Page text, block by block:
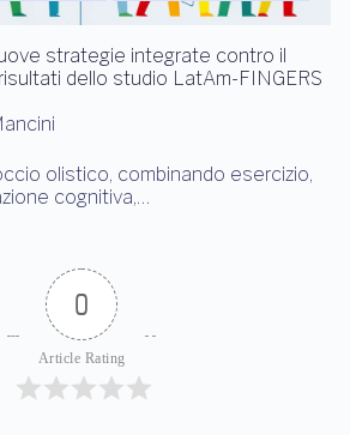
strategie integrate contro il
dello studio LatAm-FINGERS
olistico, combinando esercizio,
cognitiva,…
0
Article Rating